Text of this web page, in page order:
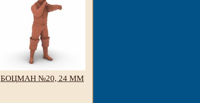
БОЦМАН №20, 24 ММ